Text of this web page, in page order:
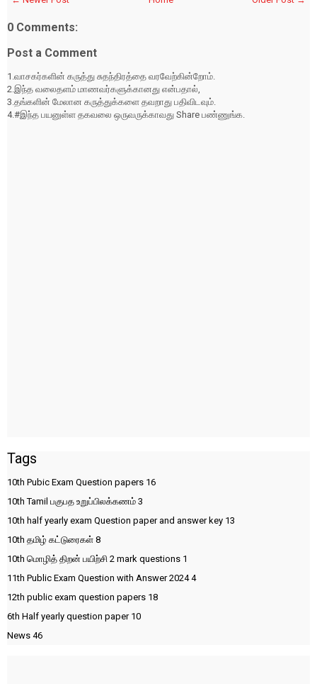
0 Comments:
Post a Comment
1.வாசகர்களின் கருத்து சுதந்திரத்தை வரவேற்கின்றோம்.
2.இந்த வலைதளம் மாணவர்களுக்கானது என்பதால்,
3.தங்களின் மேலான கருத்துக்களை தவறாது பதிவிடவும்.
4.#இந்த பயனுள்ள தகவலை ஒருவருக்காவது Share பண்ணுங்க.
Tags
10th Pubic Exam Question papers 16
10th Tamil பகுபத உறுப்பிலக்கணம் 3
10th half yearly exam Question paper and answer key 13
10th தமிழ் கட்டுரைகள் 8
10th மொழித் திறன் பயிற்சி 2 mark questions 1
11th Public Exam Question with Answer 20244
12th public exam question papers 18
6th Half yearly question paper 10
News 46